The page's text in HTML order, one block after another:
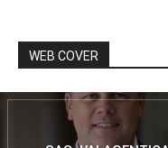
WEB COVER